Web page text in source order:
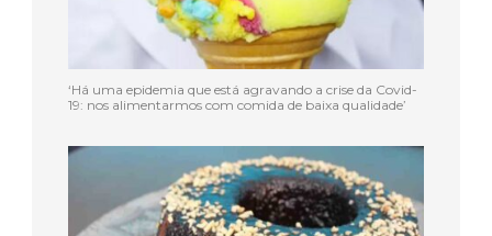
‘Há uma epidemia que está agravando a crise da Covid-
19: nos alimentarmos com comida de baixa qualidade’